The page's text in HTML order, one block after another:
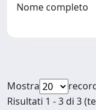
Nome completo
Mostra
Risultati 1 - 3 di 3